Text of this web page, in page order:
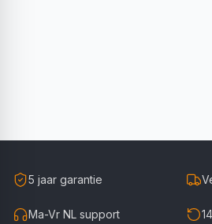
5 jaar garantie
Ma-Vr NL support